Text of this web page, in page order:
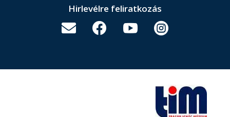
Hirlevélre feliratkozás
   